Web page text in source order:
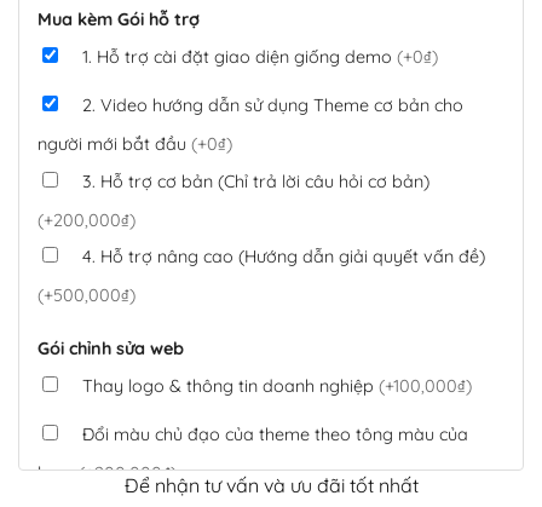
Mua kèm Gói hỗ trợ
1. Hỗ trợ cài đặt giao diện giống demo (+0₫)
2. Video hướng dẫn sử dụng Theme cơ bản cho
người mới bắt đầu (+0₫)
3. Hỗ trợ cơ bản (Chỉ trả lời câu hỏi cơ bản)
(+200,000₫)
4. Hỗ trợ nâng cao (Hướng dẫn giải quyết vấn đề)
(+500,000₫)
Gói chỉnh sửa web
Thay logo & thông tin doanh nghiệp (+100,000₫)
Đổi màu chủ đạo của theme theo tông màu của
logo(+200,000₫)
Để nhận tư vấn và ưu đãi tốt nhất